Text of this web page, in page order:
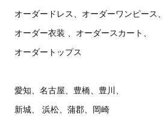
オーダードレス、オーダーワンピース、
オーダー衣装 、オーダースカート、
オーダートップス
愛知、名古屋、豊橋、豊川、
新城、 浜松、蒲郡、岡崎